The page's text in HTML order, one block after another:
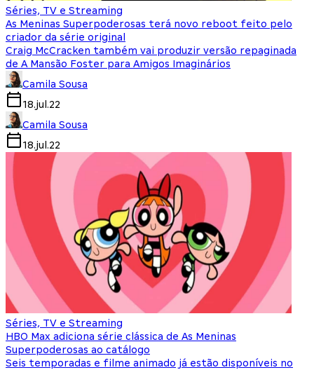
Séries, TV e Streaming
As Meninas Superpoderosas terá novo reboot feito pelo
criador da série original
Craig McCracken também vai produzir versão repaginada
de A Mansão Foster para Amigos Imaginários
Camila Sousa
18.jul.22
Camila Sousa
18.jul.22
Séries, TV e Streaming
HBO Max adiciona série clássica de As Meninas
Superpoderosas ao catálogo
Seis temporadas e filme animado já estão disponíveis no